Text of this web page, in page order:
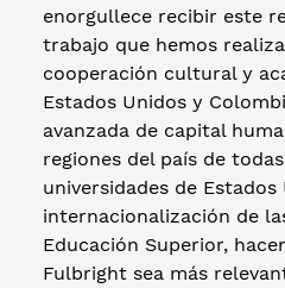
enorgullece recibir este
trabajo que hemos
cooperación cultural y
Estados Unidos y
avanzada de capital
regiones del país de
universidades de Estados
internacionalización de
Educación Superior,
Fulbright sea más